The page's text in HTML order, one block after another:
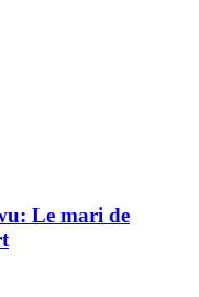
Le mari de